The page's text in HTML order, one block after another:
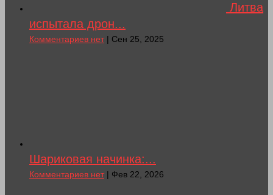
Литва
испытала дрон...
Комментариев нет| Сен 25, 2025
Шариковая начинка:...
Комментариев нет| Фев 22, 2026